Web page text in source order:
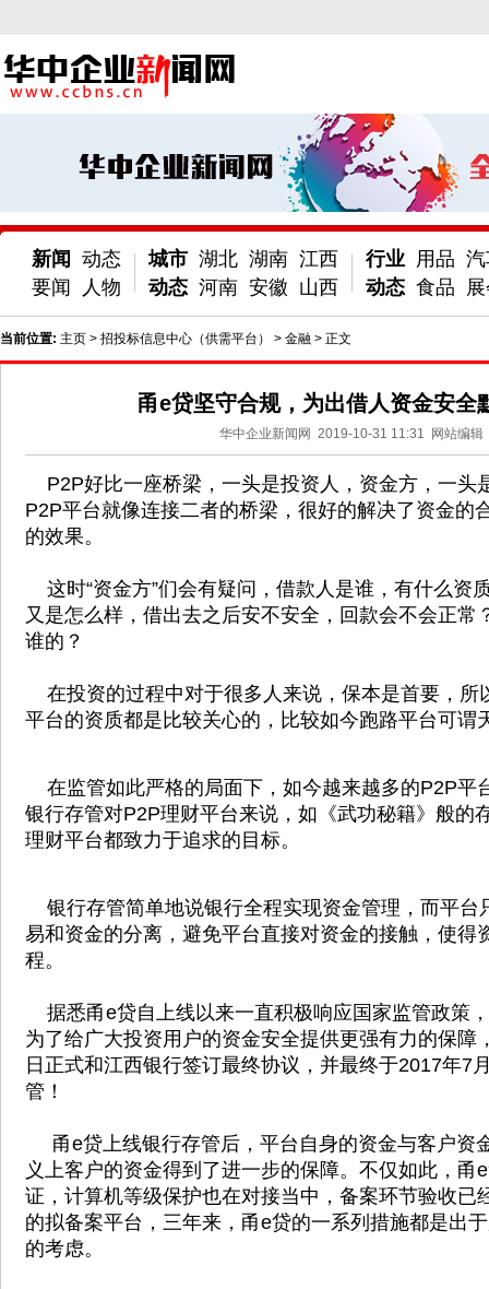
新闻
要闻
动态
人物
城市
动态
湖北 湖南 江西
河南 安徽 山西
行业
动态
用品
食品
当前位置: 主页 > 招投标信息中心（供需平台） > 金融 > 正文
甬e贷坚守合规，为出借人资金安全
华中企业新闻网 2019-10-31 11:31 网站编辑
P2P好比一座桥梁，一头是投资人，资金方，一头
P2P平台就像连接二者的桥梁，很好的解决了资金的
的效果。
这时“资金方”们会有疑问，借款人是谁，有什么资
又是怎么样，借出去之后安不安全，回款会不会正常
谁的？
在投资的过程中对于很多人来说，保本是首要，所
平台的资质都是比较关心的，比较如今跑路平台可谓
在监管如此严格的局面下，如今越来越多的P2P平
银行存管对P2P理财平台来说，如《武功秘籍》般的
理财平台都致力于追求的目标。
银行存管简单地说银行全程实现资金管理，而平台
易和资金的分离，避免平台直接对资金的接触，使得
程。
据悉甬e贷自上线以来一直积极响应国家监管政策
为了给广大投资用户的资金安全提供更强有力的保障
日正式和江西银行签订最终协议，并最终于2017年7
管！
甬e贷上线银行存管后，平台自身的资金与客户资
义上客户的资金得到了进一步的保障。不仅如此，甬
证，计算机等级保护也在对接当中，备案环节验收已
的拟备案平台，三年来，甬e贷的一系列措施都是出
的考虑。